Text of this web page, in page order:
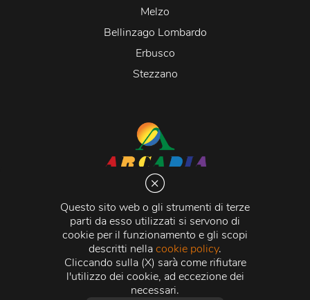
Questo sito web o gli strumenti di terze
parti da esso utilizzati si servono di
cookie per il funzionamento e gli scopi
descritti nellacookie policy.
Cliccando sulla (X) sarà come rifiutare
l'utilizzo dei cookie, ad eccezione dei
necessari.
Melzo
Bellinzago Lombardo
Erbusco
Stezzano
Via Martiri della Libertà 20066 Melzo (MI)
C.C.I.A.A. - R.E.A di Milano n. 1427910
Registro delle Imprese di Milano n. 338392 -
Fiscale e Partita Iva11015840157 | Capitale Sociale
500.000,00 i.v.
Credits:Crea Informatica S.r.l. 2026 © Tutti i diritti
riservati.